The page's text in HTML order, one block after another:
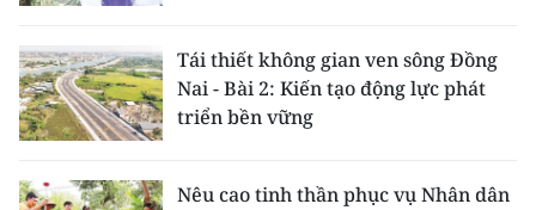
Tái thiết không gian ven sông Đồng
Nai - Bài 2: Kiến tạo động lực phát
triển bền vững
Nêu cao tinh thần phục vụ Nhân dân